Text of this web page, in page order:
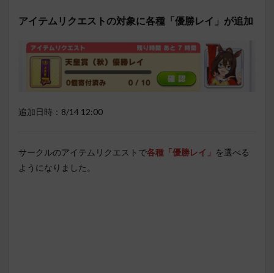
アイテムリクエストの対象に各種「優勝レイ」が追加
追加日時：8/14 12:00
サークルのアイテムリクエストで各種「優勝レイ」 を選べる
ようになりました。